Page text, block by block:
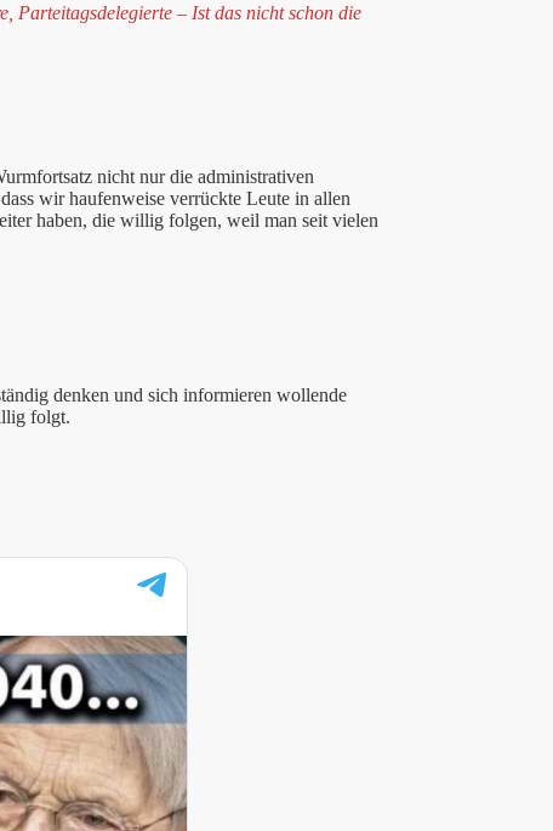
Parteitagsdelegierte – Ist das nicht schon die
nicht nur die administrativen
wir haufenweise verrückte Leute in allen
haben, die willig folgen, weil man seit vielen
denken und sich informieren wollende
folgt.